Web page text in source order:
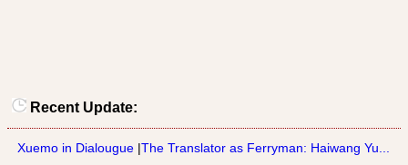
Recent Update:
Xuemo in Dialougue |The Translator as Ferryman: Haiwang Yu...